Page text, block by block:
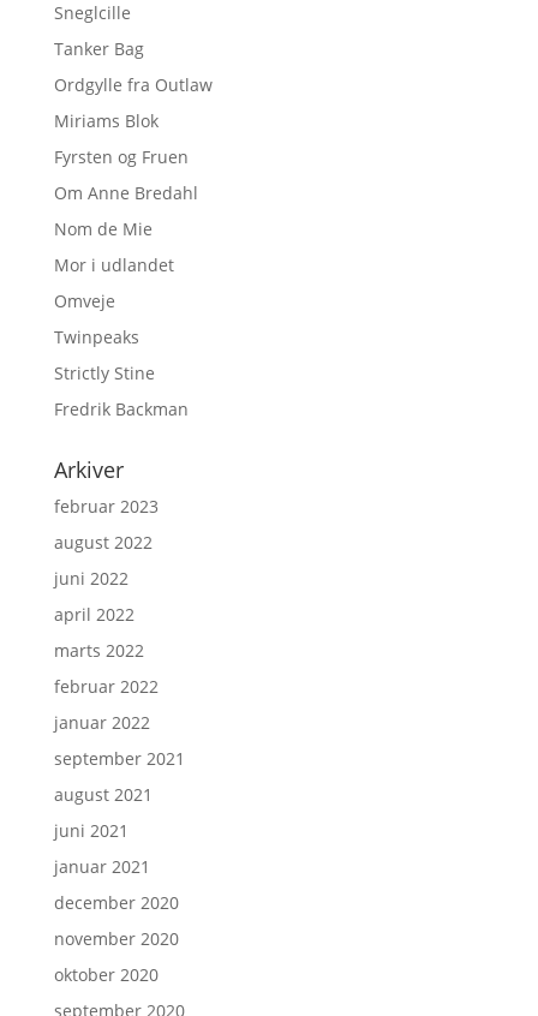
Sneglcille
Tanker Bag
Ordgylle fra Outlaw
Miriams Blok
Fyrsten og Fruen
Om Anne Bredahl
Nom de Mie
Mor i udlandet
Omveje
Twinpeaks
Strictly Stine
Fredrik Backman
Arkiver
februar 2023
august 2022
juni 2022
april 2022
marts 2022
februar 2022
januar 2022
september 2021
august 2021
juni 2021
januar 2021
december 2020
november 2020
oktober 2020
september 2020